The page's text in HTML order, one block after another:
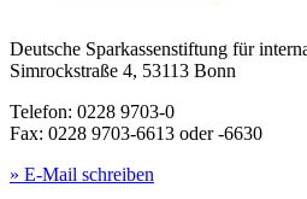
Deutsche Sparkassenstiftung für
Simrockstraße 4, 53113 Bonn
Telefon: 0228 9703-0
Fax: 0228 9703-6613 oder -6630
» E-Mail schreiben